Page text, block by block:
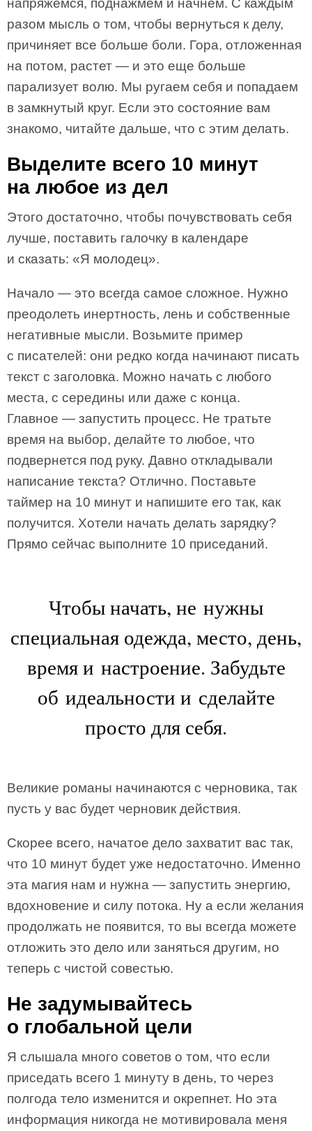
напряжемся, поднажмем и начнем. С каждым
разом мысль о том, чтобы вернуться к делу,
причиняет все больше боли. Гора, отложенная
на потом, растет — и это еще больше
парализует волю. Мы ругаем себя и попадаем
в замкнутый круг. Если это состояние вам
знакомо, читайте дальше, что с этим делать.
Выделите всего 10 минут
на любое из дел
Этого достаточно, чтобы почувствовать себя
лучше, поставить галочку в календаре
и сказать: «Я молодец».
Начало — это всегда самое сложное. Нужно
преодолеть инертность, лень и собственные
негативные мысли. Возьмите пример
с писателей: они редко когда начинают писать
текст с заголовка. Можно начать с любого
места, с середины или даже с конца.
Главное — запустить процесс. Не тратьте
время на выбор, делайте то любое, что
подвернется под руку. Давно откладывали
написание текста? Отлично. Поставьте
таймер на 10 минут и напишите его так, как
получится. Хотели начать делать зарядку?
Прямо сейчас выполните 10 приседаний.
Чтобы начать, не нужны
специальная одежда, место, день,
время и настроение. Забудьте
об идеальности и сделайте
просто для себя.
Великие романы начинаются с черновика, так
пусть у вас будет черновик действия.
Скорее всего, начатое дело захватит вас так,
что 10 минут будет уже недостаточно. Именно
эта магия нам и нужна — запустить энергию,
вдохновение и силу потока. Ну а если желания
продолжать не появится, то вы всегда можете
отложить это дело или заняться другим, но
теперь с чистой совестью.
Не задумывайтесь
о глобальной цели
Я слышала много советов о том, что если
приседать всего 1 минуту в день, то через
полгода тело изменится и окрепнет. Но эта
информация никогда не мотивировала меня